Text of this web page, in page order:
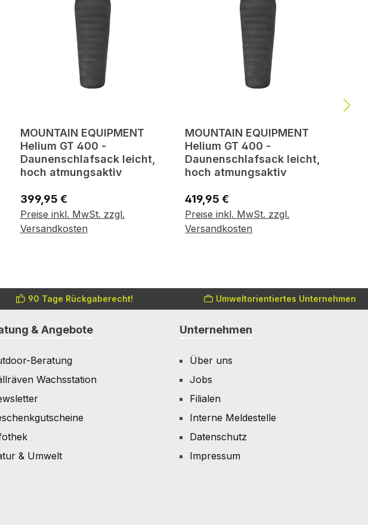
MOUNTAIN EQUIPMENT
Helium GT 400 -
Daunenschlafsack leicht,
hoch atmungsaktiv
Regulärer Preis:
399,95 €
Preise inkl. MwSt. zzgl.
VersandkostenIn den Warenkorb
MOUNTAIN EQUIPMENT
Helium GT 400 -
Daunenschlafsack leicht,
hoch atmungsaktiv
Regulärer Preis:
419,95 €
Preise inkl. MwSt. zzgl.
VersandkostenIn den Warenkorb
90 Tage Rückgaberecht! Umweltorientiertes Unternehmen
& Angebote
Beratung
Wachsstation
& Umwelt
Unternehmen
Über uns
Jobs
Filialen
Interne Meldestelle
Datenschutz
Impressum